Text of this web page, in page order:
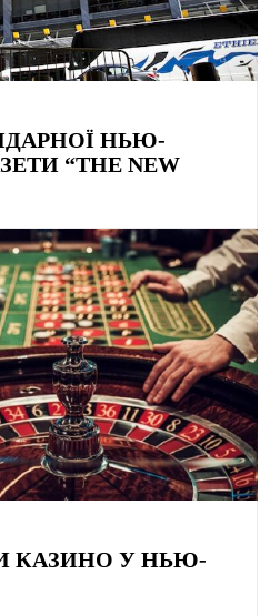
НЬЮ-
“THE NEW
КАЗИНО У НЬЮ-